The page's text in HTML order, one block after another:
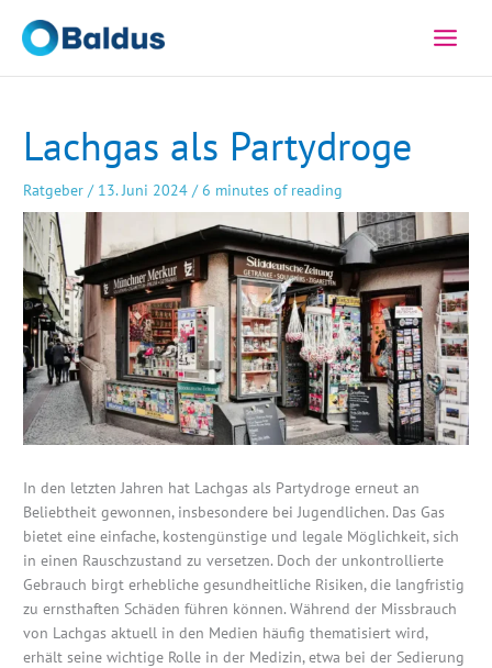
Inhalt
springen
Lachgas als Partydroge
Ratgeber / 13. Juni 2024/6 minutes of reading
In den letzten Jahren hat Lachgas als Partydroge erneut an
Beliebtheit gewonnen, insbesondere bei Jugendlichen. Das Gas
bietet eine einfache, kostengünstige und legale Möglichkeit, sich
in einen Rauschzustand zu versetzen. Doch der unkontrollierte
Gebrauch birgt erhebliche gesundheitliche Risiken, die langfristig
zu ernsthaften Schäden führen können. Während der Missbrauch
von Lachgas aktuell in den Medien häufig thematisiert wird,
erhält seine wichtige Rolle in der Medizin, etwa bei der Sedierung